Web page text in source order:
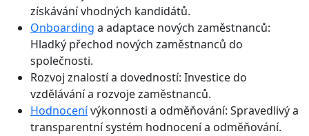
získávání vhodných kandidátů.
Onboarding a adaptace nových zaměstnanců:
Hladký přechod nových zaměstnanců do
společnosti.
Rozvoj znalostí a dovedností: Investice do
vzdělávání a rozvoje zaměstnanců.
Hodnocenívýkonnosti a odměňování: Spravedlivý a
transparentní systém hodnocení a odměňování.